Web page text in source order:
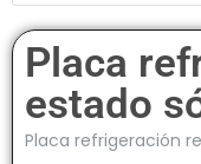
Placa
estado
Placa refrigeración